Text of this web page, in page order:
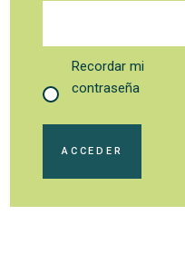
Recordar mi
contraseña
ACCEDER